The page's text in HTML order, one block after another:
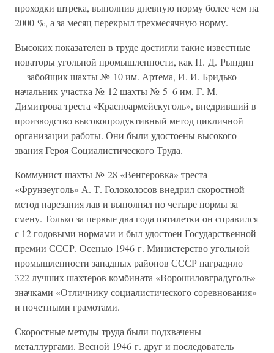
проходки штрека, выполнив дневную норму более чем на
2000 %, а за месяц перекрыл трехмесячную норму.
Высоких показателен в труде достигли такие известные
новаторы угольной промышленности, как П. Д. Рындин
— забойщик шахты № 10 им. Артема, И. И. Бридько —
начальник участка № 12 шахты № 5–6 им. Г. М.
Димитрова треста «Красноармейскуголь», внедривший в
производство высокопродуктивный метод цикличной
организации работы. Они были удостоены высокого
звания Героя Социалистического Труда.
Коммунист шахты № 28 «Венгеровка» треста
«Фрунзеуголь» А. Т. Голоколосов внедрил скоростной
метод нарезания лав и выполнял по четыре нормы за
смену. Только за первые два года пятилетки он справился
с 12 годовыми нормами и был удостоен Государственной
премии СССР. Осенью 1946 г. Министерство угольной
промышленности западных районов СССР наградило
322 лучших шахтеров комбината «Ворошиловградуголь»
значками «Отличнику социалистического соревнования»
и почетными грамотами.
Скоростные методы труда были подхвачены
металлургами. Весной 1946 г. друг и последователь